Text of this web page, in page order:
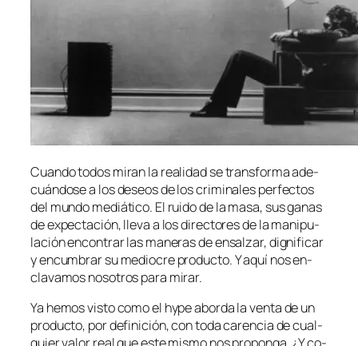
Cuando to­dos mi­ran la reali­dad se trans­for­ma ade­
cuán­do­se a los de­seos de los cri­mi­na­les per­fec­tos
del mun­do me­diá­ti­co. El rui­do de la ma­sa, sus ga­nas
de ex­pec­ta­ción, lle­va a los di­rec­to­res de la ma­ni­pu­
la­ción en­con­trar las ma­ne­ras de en­sal­zar, dig­ni­fi­car
y en­cum­brar su me­dio­cre pro­duc­to. Y aquí nos en­
cla­va­mos no­so­tros pa­ra mirar.
Ya he­mos vis­to co­mo el hy­pe abor­da la ven­ta de un
pro­duc­to, por de­fi­ni­ción, con to­da ca­ren­cia de cual­